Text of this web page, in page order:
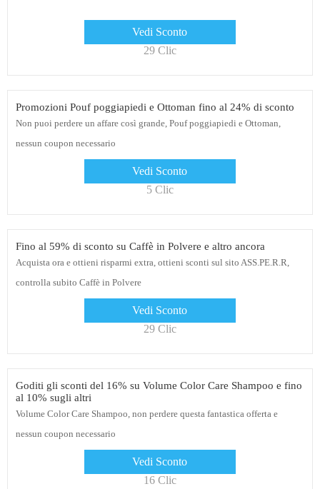
Vedi Sconto
29 Clic
Promozioni Pouf poggiapiedi e Ottoman fino al 24% di sconto
Non puoi perdere un affare così grande, Pouf poggiapiedi e Ottoman,
nessun coupon necessario
Vedi Sconto
5 Clic
Fino al 59% di sconto su Caffè in Polvere e altro ancora
Acquista ora e ottieni risparmi extra, ottieni sconti sul sito ASS.PE.R.R,
controlla subito Caffè in Polvere
Vedi Sconto
29 Clic
Goditi gli sconti del 16% su Volume Color Care Shampoo e fino
al 10% sugli altri
Volume Color Care Shampoo, non perdere questa fantastica offerta e
nessun coupon necessario
Vedi Sconto
16 Clic